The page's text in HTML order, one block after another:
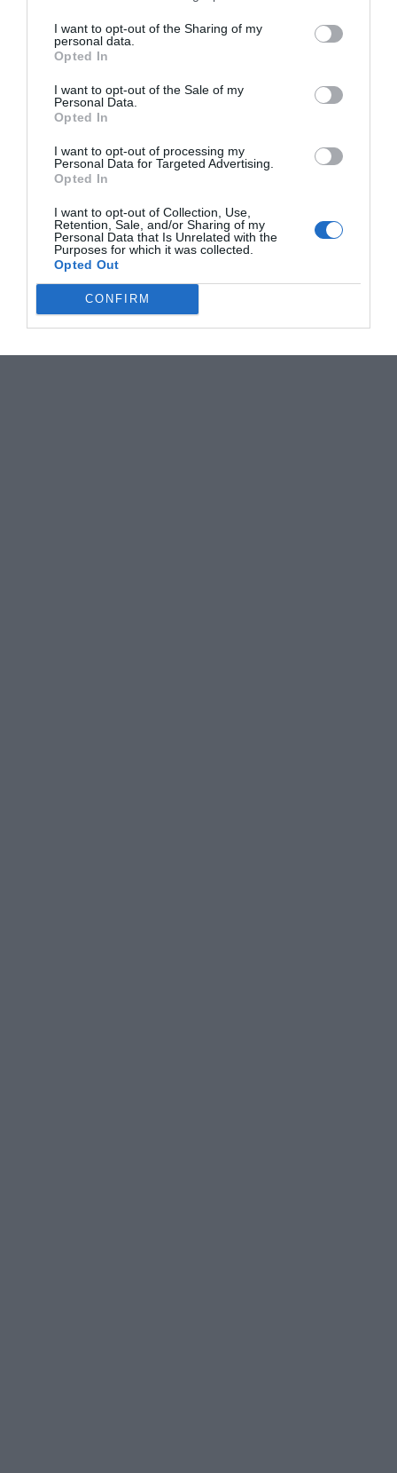
I want to opt-out of the Sharing of my
personal data.
Opted In
I want to opt-out of the Sale of my
Personal Data.
Opted In
I want to opt-out of processing my
Personal Data for Targeted Advertising.
Opted In
I want to opt-out of Collection, Use,
Retention, Sale, and/or Sharing of my
Personal Data that Is Unrelated with the
Purposes for which it was collected.
Opted Out
CONFIRM